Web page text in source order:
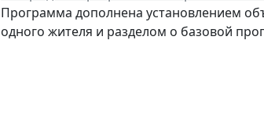
Программа дополнена установлением
одного жителя и разделом о базовой